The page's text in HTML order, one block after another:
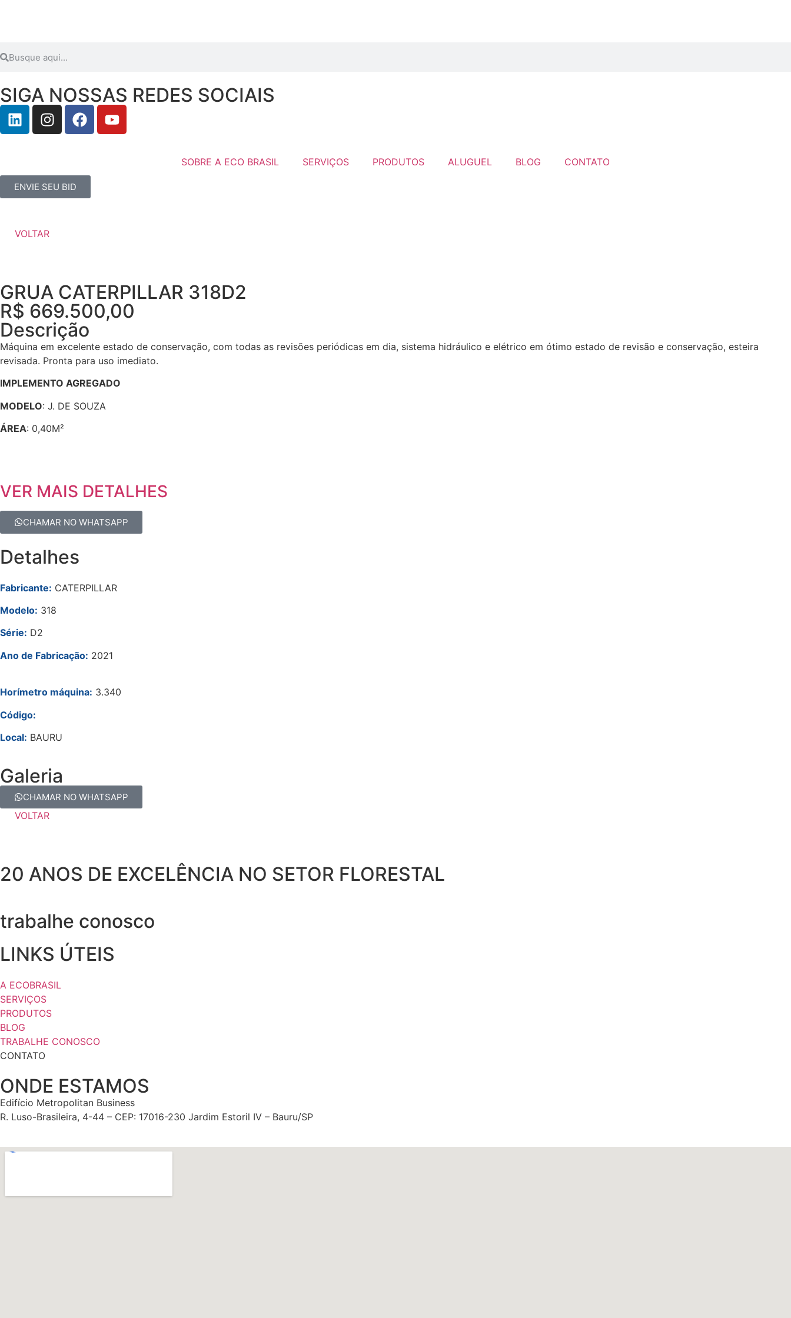
SIGA NOSSAS REDES SOCIAIS
SOBRE A ECO BRASIL SERVIÇOS PRODUTOS ALUGUEL BLOG CONTATO
ENVIE SEU BID
VOLTAR
GRUA CATERPILLAR 318D2
R$ 669.500,00
Descrição
Máquina em excelente estado de conservação, com todas as revisões periódicas em dia, sistema hidráulico e elétrico em ótimo estado de revisão e conservação, esteira
revisada. Pronta para uso imediato.
IMPLEMENTO AGREGADO
MODELO: J. DE SOUZA
ÁREA: 0,40M²
VER MAIS DETALHES
CHAMAR NO WHATSAPP
Detalhes
Fabricante: CATERPILLAR
Modelo: 318
Série: D2
Ano de Fabricação: 2021
Horímetro máquina: 3.340
Código:
Local: BAURU
Galeria
CHAMAR NO WHATSAPP
VOLTAR
20 ANOS DE EXCELÊNCIA NO SETOR FLORESTAL
trabalhe conosco
LINKS ÚTEIS
A ECOBRASIL
SERVIÇOS
PRODUTOS
BLOG
TRABALHE CONOSCO
CONTATO
ONDE ESTAMOS
Edifício Metropolitan Business
R. Luso-Brasileira, 4-44 – CEP: 17016-230 Jardim Estoril IV – Bauru/SP